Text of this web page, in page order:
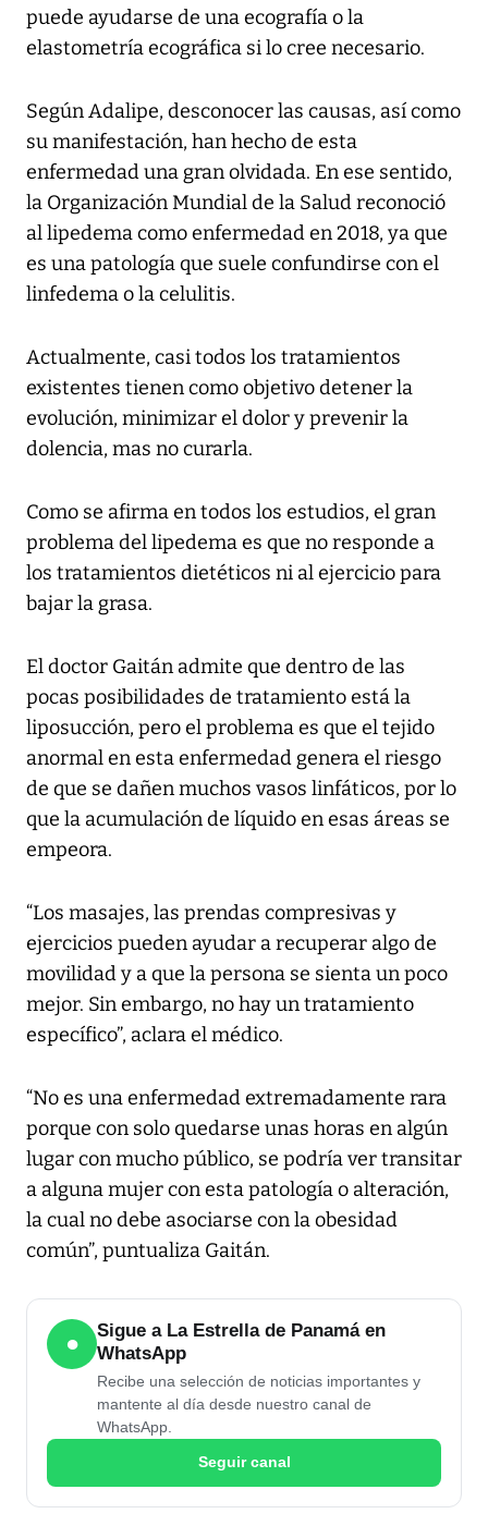
puede ayudarse de una ecografía o la
elastometría ecográfica si lo cree necesario.
Según Adalipe, desconocer las causas, así como
su manifestación, han hecho de esta
enfermedad una gran olvidada. En ese sentido,
la Organización Mundial de la Salud reconoció
al lipedema como enfermedad en 2018, ya que
es una patología que suele confundirse con el
linfedema o la celulitis.
Actualmente, casi todos los tratamientos
existentes tienen como objetivo detener la
evolución, minimizar el dolor y prevenir la
dolencia, mas no curarla.
Como se afirma en todos los estudios, el gran
problema del lipedema es que no responde a
los tratamientos dietéticos ni al ejercicio para
bajar la grasa.
El doctor Gaitán admite que dentro de las
pocas posibilidades de tratamiento está la
liposucción, pero el problema es que el tejido
anormal en esta enfermedad genera el riesgo
de que se dañen muchos vasos linfáticos, por lo
que la acumulación de líquido en esas áreas se
empeora.
“Los masajes, las prendas compresivas y
ejercicios pueden ayudar a recuperar algo de
movilidad y a que la persona se sienta un poco
mejor. Sin embargo, no hay un tratamiento
específico”, aclara el médico.
“No es una enfermedad extremadamente rara
porque con solo quedarse unas horas en algún
lugar con mucho público, se podría ver transitar
a alguna mujer con esta patología o alteración,
la cual no debe asociarse con la obesidad
común”, puntualiza Gaitán.
●
Sigue a La Estrella de Panamá en
WhatsApp
Recibe una selección de noticias importantes y
mantente al día desde nuestro canal de
WhatsApp.
Seguir canal